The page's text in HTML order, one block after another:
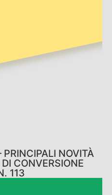
NOVITÀ
CONVERSIONE
113